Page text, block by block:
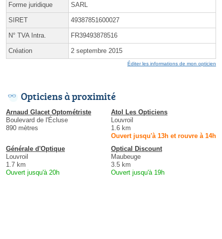
Forme juridique SARL
SIRET 49387851600027
N° TVA Intra. FR39493878516
Création 2 septembre 2015
Éditer les informations de mon opticien
Opticiens à proximité
Arnaud Glacet Optométriste
Boulevard de l'Écluse
890 mètres
Atol Les Opticiens
Louvroil
1.6 km
Ouvert jusqu'à 13h et rouvre à 14h
Générale d'Optique
Louvroil
1.7 km
Ouvert jusqu'à 20h
Optical Discount
Maubeuge
3.5 km
Ouvert jusqu'à 19h